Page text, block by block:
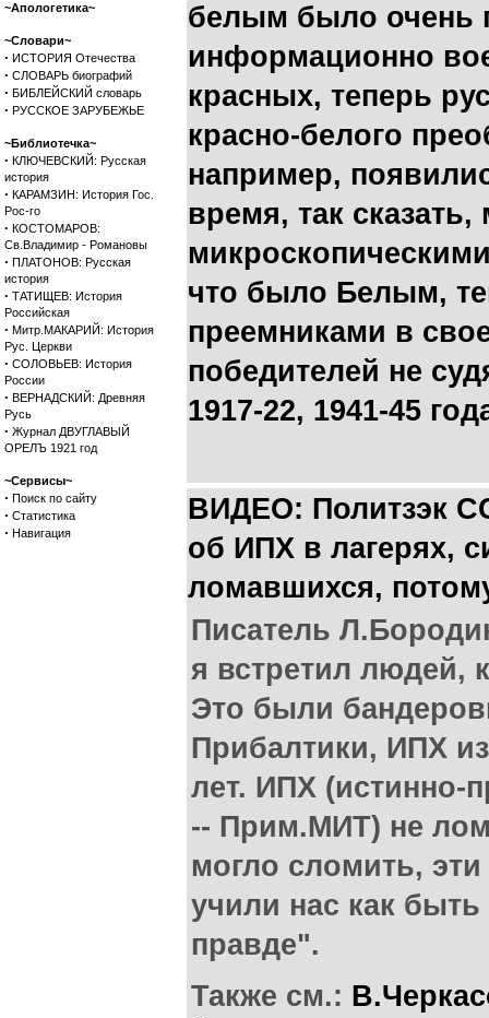
~Апологетика~
~Словари~
· ИСТОРИЯ Отечества
· СЛОВАРЬ биографий
· БИБЛЕЙСКИЙ словарь
· РУССКОЕ ЗАРУБЕЖЬЕ
~Библиотечка~
· КЛЮЧЕВСКИЙ: Русская
история
· КАРАМЗИН: История Гос.
Рос-го
· КОСТОМАРОВ:
Св.Владимир - Романовы
· ПЛАТОНОВ: Русская
история
· ТАТИЩЕВ: История
Российская
· Митр.МАКАРИЙ: История
Рус. Церкви
· СОЛОВЬЕВ: История
России
· ВЕРНАДСКИЙ: Древняя
Русь
· Журнал ДВУГЛАВЫЙ
ОРЕЛЪ 1921 год
~Сервисы~
· Поиск по сайту
· Статистика
· Навигация
белым было очень
информационно
красных, теперь
красно-белого
например,
время, так
что было Белым,
преемниками в
победителей не
1917-22, 1941-45
ВИДЕО: Политзэк
об ИПХ в лагерях,
ломавшихся,
Писатель
я встретил людей,
Это были
Прибалтики, ИПХ
лет. ИПХ (истинно-
-- Прим.МИТ) не
могло сломить,
учили нас как
правде".
Также см.: